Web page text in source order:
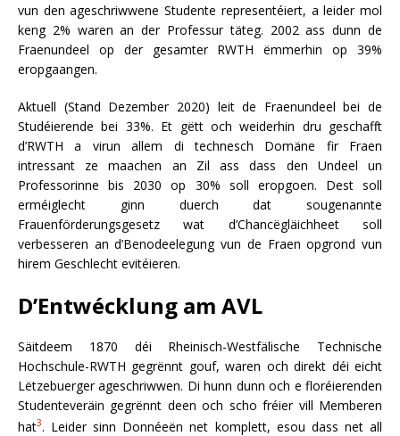
vun den ageschriwwene Studente representéiert, a leider mol
keng 2% waren an der Professur täteg. 2002 ass dunn de
Fraenundeel op der gesamter RWTH ëmmerhin op 39%
eropgaangen.
Aktuell (Stand Dezember 2020) leit de Fraenundeel bei de
Studéierende bei 33%. Et gëtt och weiderhin dru geschafft
d’RWTH a virun allem di technesch Domäne fir Fraen
intressant ze maachen an Zil ass dass den Undeel un
Professorinne bis 2030 op 30% soll eropgoen. Dest soll
erméiglecht ginn duerch dat sougenannte
Frauenförderungsgesetz wat d’Chancëgläichheet soll
verbesseren an d’Benodeelegung vun de Fraen opgrond vun
hirem Geschlecht evitéieren.
D’Entwécklung am AVL
Säitdeem 1870 déi Rheinisch-Westfälische Technische
Hochschule-RWTH gegrënnt gouf, waren och direkt déi eicht
Lëtzebuerger ageschriwwen. Di hunn dunn och e floréierenden
Studenteveräin gegrënnt deen och scho fréier vill Memberen
hat3. Leider sinn Donnéeën net komplett, esou dass net all